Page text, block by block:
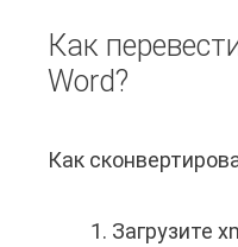
м
с
л
и
ь
Как
Word?
Как
Загрузите